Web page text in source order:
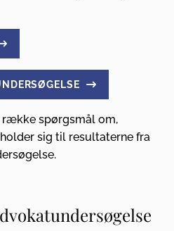
række spørgsmål om,
sig til resultaterne fra